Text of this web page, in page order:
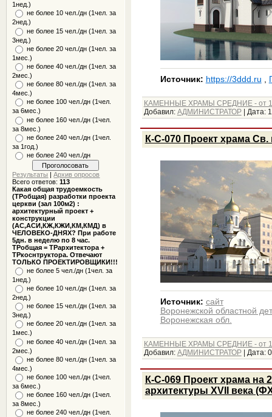
1нед.)
не более 10 чел./дн (1чел. за
2нед.)
не более 15 чел./дн (1чел. за
3нед.)
не более 20 чел./дн (1чел. за
1мес.)
не более 40 чел./дн (1чел. за
2мес.)
не более 80 чел./дн (1чел. за
4мес.)
не более 100 чел./дн (1чел.
за 6мес.)
не более 160 чел./дн (1чел.
за 8мес.)
не более 240 чел./дн (1чел.
за 1год.)
не более 240 чел./дн
Результаты |Архив опросов
Всего ответов:113
Какая общая трудоемкость
(ТРобщая) разработки проекта
церкви (зал 100м2) :
архитектурный проект +
конструкции
(АС,АСИ,КЖ,КЖИ,КМ,КМД) в
ЧЕЛОВЕКО-ДНЯХ? При работе
5дн. в неделю по 8 час.
ТРобщая = ТРархитектора +
ТРкоснтруктора. Отвечают
ТОЛЬКО ПРОЕКТИРОВЩИКИ!!!
не более 5 чел./дн (1чел. за
1нед.)
не более 10 чел./дн (1чел. за
2нед.)
не более 15 чел./дн (1чел. за
3нед.)
не более 20 чел./дн (1чел. за
1мес.)
не более 40 чел./дн (1чел. за
2мес.)
не более 80 чел./дн (1чел. за
4мес.)
не более 100 чел./дн (1чел.
за 6мес.)
не более 160 чел./дн (1чел.
за 8мес.)
не более 240 чел./дн (1чел.
Источник: https://3ddd.ru ,
КАМЕННЫЕ ХРАМЫ СРЕДНИЕ - от
Добавил: АДМИНИСТРАТОР| Дата:
К-С-070 Проект храма
Источник: сайт
Воронежской областной
Воронежская обл.
КАМЕННЫЕ ХРАМЫ СРЕДНИЕ - от
Добавил: АДМИНИСТРАТОР| Дата:
К-С-069 Проект храма на
архитектуры XVII века